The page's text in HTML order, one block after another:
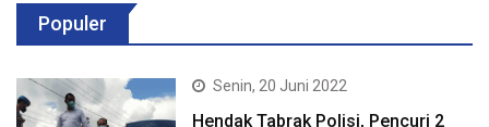
Populer
Senin, 20 Juni 2022
Hendak Tabrak Polisi, Pencuri 2